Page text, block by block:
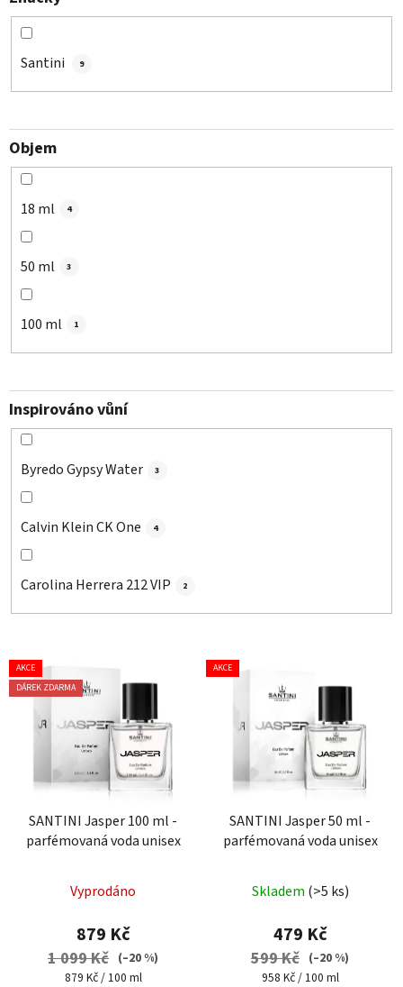
Santini 9
Objem
18 ml 4
50 ml 3
100 ml 1
Inspirováno vůní
Byredo Gypsy Water 3
Calvin Klein CK One 4
Carolina Herrera 212 VIP 2
V
ý
AKCE
DÁREK ZDARMA
SANTINI Jasper 100 ml -
parfémovaná voda unisex
Vyprodáno
879 Kč
1 099 Kč (–20 %)
Měrná
879 Kč / 100 ml
AKCE
SANTINI Jasper 50 ml -
parfémovaná voda unisex
Skladem (>5 ks)
479 Kč
599 Kč (–20 %)
Měrná
958 Kč / 100 ml